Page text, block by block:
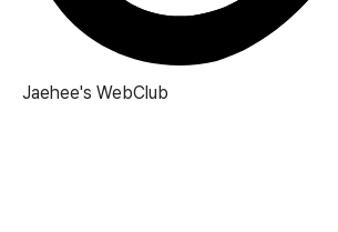
Jaehee's WebClub